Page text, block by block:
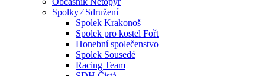
Spolky ⁄ Sdružení
Spolek Krakonoš
Spolek pro kostel Fořt
Honební společenstvo
Spolek Sousedé
Racing Team